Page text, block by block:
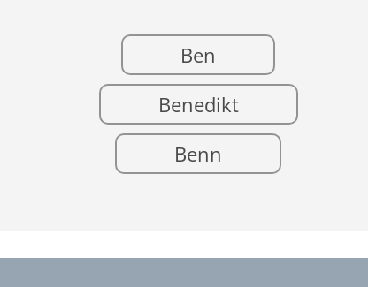
Ben
Benedikt
Benn